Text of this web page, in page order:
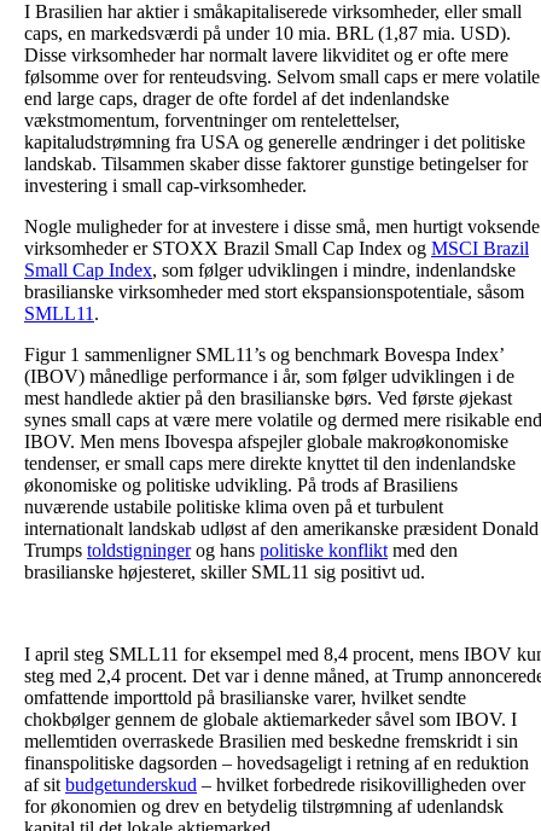
I Brasilien har aktier i småkapitaliserede virksomheder, eller small
caps, en markedsværdi på under 10 mia. BRL (1,87 mia. USD).
Disse virksomheder har normalt lavere likviditet og er ofte mere
følsomme over for renteudsving. Selvom small caps er mere volatile
end large caps, drager de ofte fordel af det indenlandske
vækstmomentum, forventninger om rentelettelser,
kapitaludstrømning fra USA og generelle ændringer i det politiske
landskab. Tilsammen skaber disse faktorer gunstige betingelser for
investering i small cap-virksomheder.
Nogle muligheder for at investere i disse små, men hurtigt voksende
virksomheder er STOXX Brazil Small Cap Index og MSCI Brazil
Small Cap Index, som følger udviklingen i mindre, indenlandske
brasilianske virksomheder med stort ekspansionspotentiale, såsom
SMLL11 .
Figur 1 sammenligner SML11’s og benchmark Bovespa Index’
(IBOV) månedlige performance i år, som følger udviklingen i de
mest handlede aktier på den brasilianske børs. Ved første øjekast
synes small caps at være mere volatile og dermed mere risikable end
IBOV. Men mens Ibovespa afspejler globale makroøkonomiske
tendenser, er small caps mere direkte knyttet til den indenlandske
økonomiske og politiske udvikling. På trods af Brasiliens
nuværende ustabile politiske klima oven på et turbulent
internationalt landskab udløst af den amerikanske præsident Donald
Trumps toldstigningerog hans politiske konflikt med den
brasilianske højesteret, skiller SML11 sig positivt ud.
I april steg SMLL11 for eksempel med 8,4 procent, mens IBOV
steg med 2,4 procent. Det var i denne måned, at Trump
omfattende importtold på brasilianske varer, hvilket sendte
chokbølger gennem de globale aktiemarkeder såvel som IBOV. I
mellemtiden overraskede Brasilien med beskedne fremskridt i sin
finanspolitiske dagsorden – hovedsageligt i retning af en reduktion
af sit budgetunderskud – hvilket forbedrede risikovilligheden over
for økonomien og drev en betydelig tilstrømning af udenlandsk